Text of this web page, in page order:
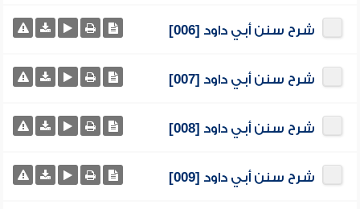
شرح سنن أبي داود [006]
شرح سنن أبي داود [007]
شرح سنن أبي داود [008]
شرح سنن أبي داود [009]